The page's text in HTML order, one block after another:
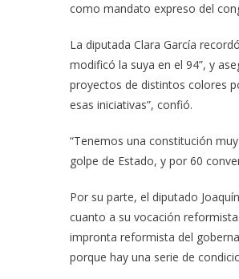
como mandato expreso del
La diputada Clara García
modificó la suya en el 94”, y
proyectos de distintos colores
esas iniciativas”, confió.
“Tenemos una constitución
golpe de Estado, y por 60
Por su parte, el diputado
cuanto a su vocación
impronta reformista del
porque hay una serie de